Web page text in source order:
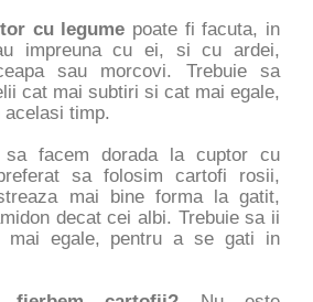
cu legume poate fi facuta, in
impreuna cu ei, si cu ardei,
sau morcovi. Trebuie sa
cat mai subtiri si cat mai egale,
acelasi timp.
sa facem dorada la cuptor cu
sa folosim cartofi rosii,
mai bine forma la gatit,
decat cei albi. Trebuie sa ii
egale, pentru a se gati in